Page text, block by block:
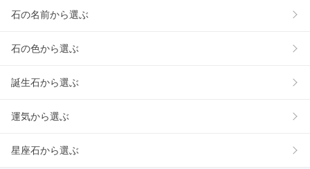
石の名前から選ぶ
石の色から選ぶ
誕生石から選ぶ
運気から選ぶ
星座石から選ぶ